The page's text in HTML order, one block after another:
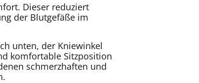
Dieser reduziert
der Blutgefäße im
unten, der Kniewinkel
komfortable Sitzposition
schmerzhaften und